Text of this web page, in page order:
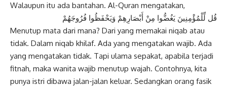
Walaupun itu ada bantahan. Al-Quran mengatakan,
قُل لِّلْمُؤْمِنِينَ يَغُضُّوا مِنْ أَبْصَارِهِمْ وَيَحْفَظُوا فُرُوجَهُمْ
Menutup mata dari mana? Dari yang memakai niqab atau
tidak. Dalam niqab khilaf. Ada yang mengatakan wajib. Ada
yang mengatakan tidak. Tapi ulama sepakat, apabila terjadi
fitnah, maka wanita wajib menutup wajah. Contohnya, kita
punya istri dibawa jalan-jalan keluar. Sedangkan orang fasik